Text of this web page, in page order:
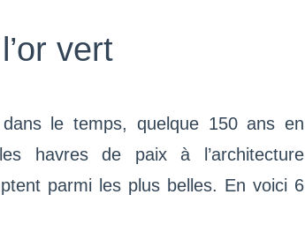
vert
le temps, quelque 150 ans en
havres de paix à l’architecture
parmi les plus belles. En voici 6